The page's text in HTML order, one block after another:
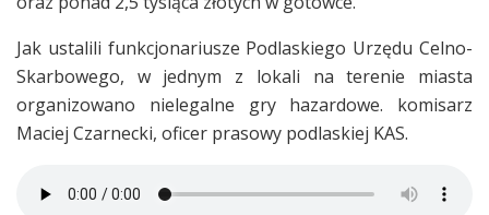
Jak ustalili funkcjonariusze Podlaskiego Urzędu Celno-
Skarbowego, w jednym z lokali na terenie miasta
organizowano nielegalne gry hazardowe. komisarz
Maciej Czarnecki, oficer prasowy podlaskiej KAS.